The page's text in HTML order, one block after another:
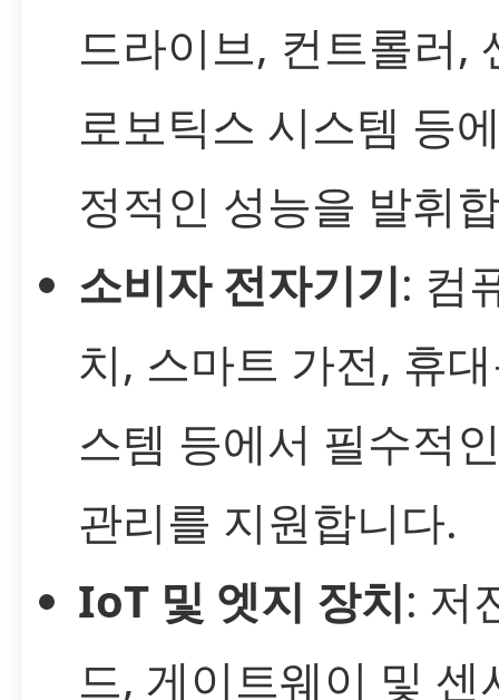
드라이브, 컨트롤러,
로보틱스 시스템 등
정적인 성능을 발휘
소비자 전자기기: 컴
치, 스마트 가전, 휴
스템 등에서 필수적
관리를 지원합니다.
IoT 및 엣지 장치: 저
드, 게이트웨이 및 센